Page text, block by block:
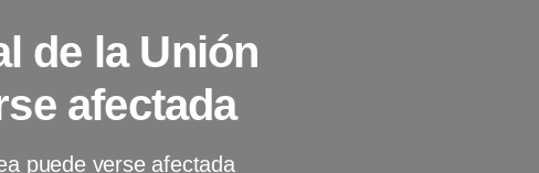
de la Unión
afectada
puede verse afectada